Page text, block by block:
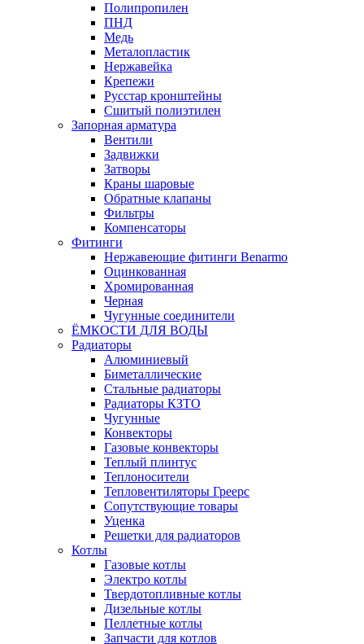
Полипропилен
ПНД
Медь
Металопластик
Нержавейка
Крепежи
Русстар кронштейны
Сшитый полиэтилен
Запорная арматура
Вентили
Задвижки
Затворы
Краны шаровые
Обратные клапаны
Фильтры
Компенсаторы
Фитинги
Нержавеющие фитинги Benarmo
Оцинкованная
Хромированная
Черная
Чугунные соединители
ЁМКОСТИ ДЛЯ ВОДЫ
Радиаторы
Алюминиевый
Биметаллические
Стальные радиаторы
Радиаторы КЗТО
Чугунные
Конвекторы
Газовые конвекторы
Теплый плинтус
Теплоносители
Тепловентиляторы Греерс
Сопутствующие товары
Уценка
Решетки для радиаторов
Котлы
Газовые котлы
Электро котлы
Твердотопливные котлы
Дизельные котлы
Пеллетные котлы
Запчасти для котлов